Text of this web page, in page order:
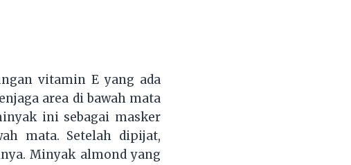
vitamin E yang ada
area di bawah mata
ini sebagai masker
mata. Setelah dipijat,
Minyak almond yang